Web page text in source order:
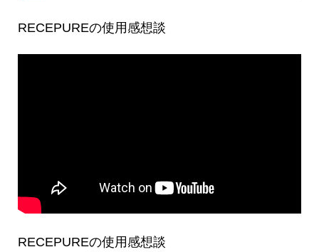
RECEPUREの使用感想談
RECEPUREの使用感想談